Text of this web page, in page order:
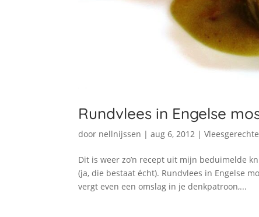
Rundvlees in Engelse
door nellnijssen |aug 6, 2012 |
Dit is weer zo’n recept uit mijn beduimelde
(ja, die bestaat écht). Rundvlees in Engelse
vergt even een omslag in je denkpatroon,...